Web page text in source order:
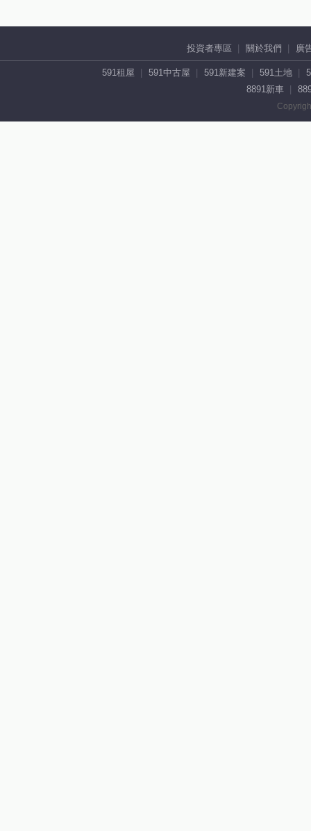
投資者專區 關於我們 廣
591租屋 591中古屋 591新建案 591土地
8891新車